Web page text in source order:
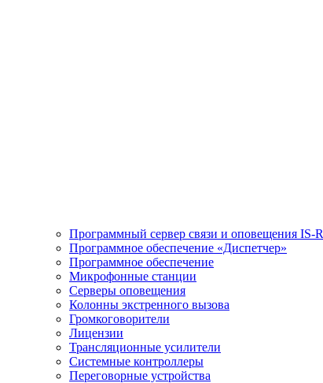
Программный сервер связи и оповещения IS-R
Программное обеспечение «Диспетчер»
Программное обеспечение
Микрофонные станции
Серверы оповещения
Колонны экстренного вызова
Громкоговорители
Лицензии
Трансляционные усилители
Системные контроллеры
Переговорные устройства